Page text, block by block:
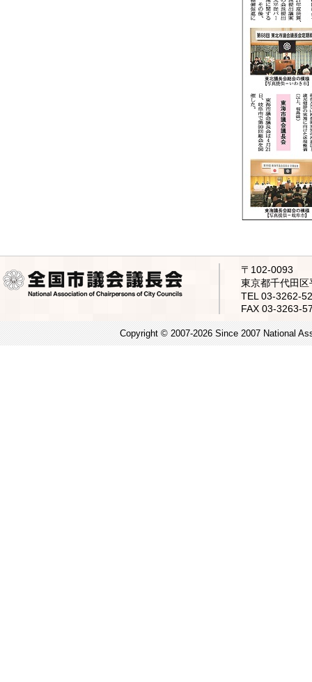
〒102-0093
東京都千代田
TEL 03-3262-
FAX 03-3263-
Copyright © 2007-2026 Since 2007 National